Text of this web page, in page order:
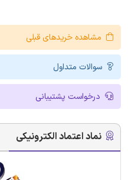
مشاهده خریدهای قبلی
سوالات متداول
درخواست پشتیبانی
نماد اعتماد الکترونیکی